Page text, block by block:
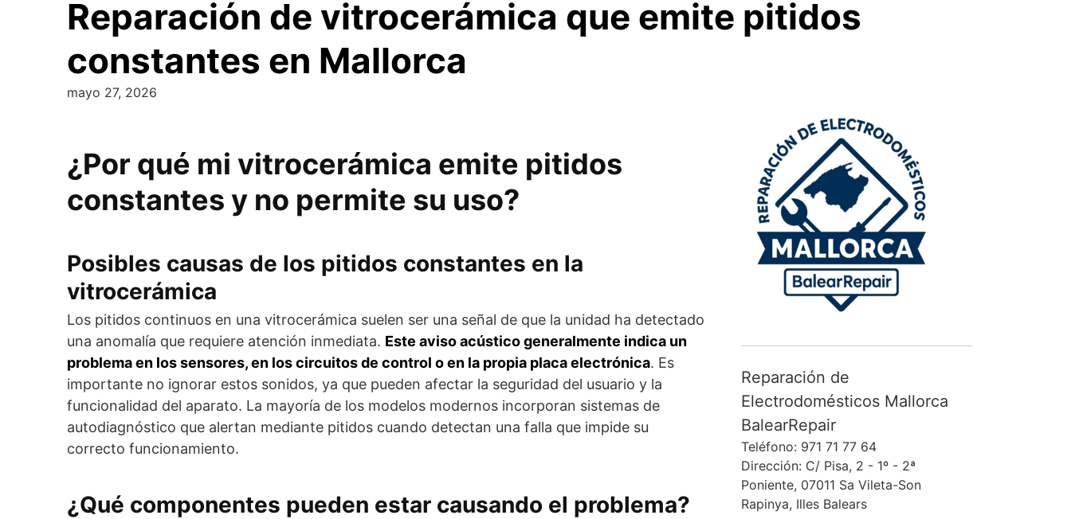
Reparación de vitrocerámica que emite pitidos
constantes en Mallorca
mayo 27, 2026
¿Por qué mi vitrocerámica emite pitidos
constantes y no permite su uso?
Posibles causas de los pitidos constantes en la
vitrocerámica
Los pitidos continuos en una vitrocerámica suelen ser una señal de que la unidad ha detectado
una anomalía que requiere atención inmediata. Este aviso acústico generalmente indica un
problema en los sensores, en los circuitos de control o en la propia placa electrónica. Es
importante no ignorar estos sonidos, ya que pueden afectar la seguridad del usuario y la
funcionalidad del aparato. La mayoría de los modelos modernos incorporan sistemas de
autodiagnóstico que alertan mediante pitidos cuando detectan una falla que impide su
correcto funcionamiento.
¿Qué componentes pueden estar causando el problema?
Reparación de
Electrodomésticos Mallorca
BalearRepair
Teléfono: 971 71 77 64
Dirección: C/ Pisa, 2 - 1º - 2ª
Poniente, 07011 Sa Vileta-Son
Rapinya, Illes Balears